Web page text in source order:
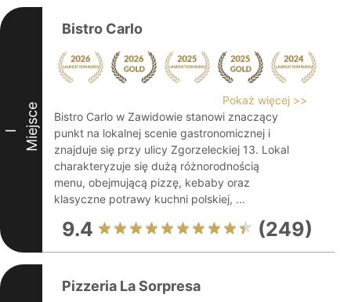
I Miejsce
Bistro Carlo
Pokaż więcej >>
Bistro Carlo w Zawidowie stanowi znaczący
punkt na lokalnej scenie gastronomicznej i
znajduje się przy ulicy Zgorzeleckiej 13. Lokal
charakteryzuje się dużą różnorodnością
menu, obejmującą pizzę, kebaby oraz
klasyczne potrawy kuchni polskiej, ...
9.4 (249)
Pizzeria La Sorpresa